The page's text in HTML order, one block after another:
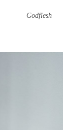
Godflesh